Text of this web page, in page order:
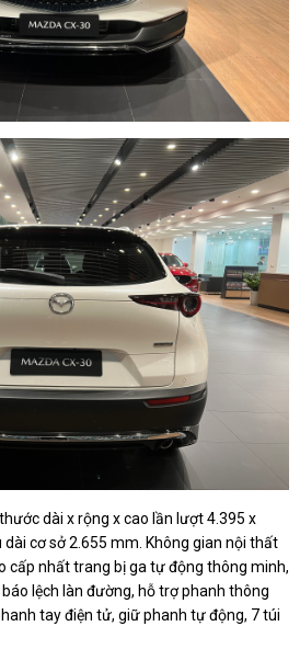
dài x rộng x cao lần lượt 4.395 x
dài cơ sở 2.655 mm. Không gian nội thất
cấp nhất trang bị ga tự động thông minh,
lệch làn đường, hỗ trợ phanh thông
tay điện tử, giữ phanh tự động, 7 túi